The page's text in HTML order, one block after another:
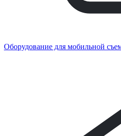
Оборудование для мобильной